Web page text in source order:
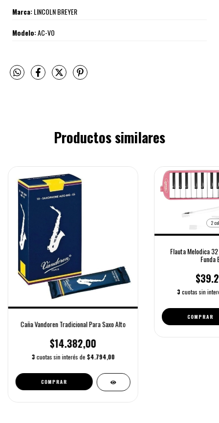
Marca:LINCOLN BREYER
Modelo:AC-VO
Productos similares
Caña Vandoren Tradicional Para Saxo Alto
$14.382,00
3 cuotas sin interés de $4.794,00
COMPRAR
2
Flauta Melodica
Funda
3 cuotas sin
COMPRAR